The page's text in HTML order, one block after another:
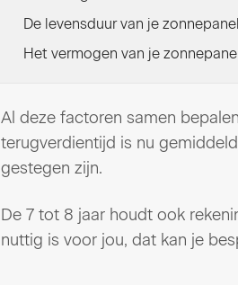
De levensduur van je
Het vermogen van je
Al deze factoren samen
terugverdientijd is nu
gestegen zijn.
De 7 tot 8 jaar houdt ook
nuttig is voor jou, dat kan je